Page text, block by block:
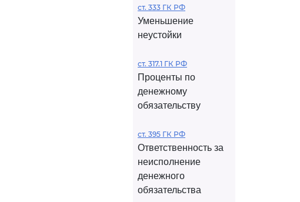
ст. 333 ГК РФ
Уменьшение
неустойки
ст. 317.1 ГК РФ
Проценты по
денежному
обязательству
ст. 395 ГК РФ
Ответственность за
неисполнение
денежного
обязательства